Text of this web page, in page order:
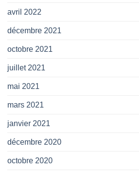
avril 2022
décembre 2021
octobre 2021
juillet 2021
mai 2021
mars 2021
janvier 2021
décembre 2020
octobre 2020